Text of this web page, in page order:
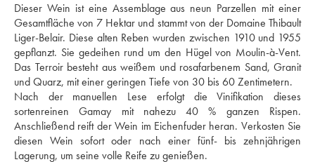
Dieser Wein ist eine Assemblage aus neun Parzellen mit einer
Gesamtfläche von 7 Hektar und stammt von der Domaine Thibault
Liger-Belair. Diese alten Reben wurden zwischen 1910 und 1955
gepflanzt. Sie gedeihen rund um den Hügel von Moulin-à-Vent.
Das Terroir besteht aus weißem und rosafarbenem Sand, Granit
und Quarz, mit einer geringen Tiefe von 30 bis 60 Zentimetern.
Nach der manuellen Lese erfolgt die Vinifikation dieses
sortenreinen Gamay mit nahezu 40 % ganzen Rispen.
Anschließend reift der Wein im Eichenfuder heran. Verkosten Sie
diesen Wein sofort oder nach einer fünf- bis zehnjährigen
Lagerung, um seine volle Reife zu genießen.